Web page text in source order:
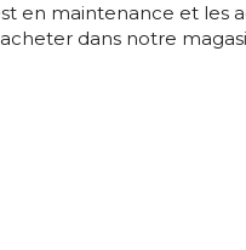
en maintenance et les
dans notre